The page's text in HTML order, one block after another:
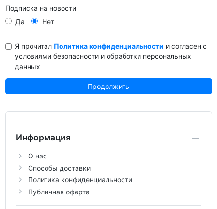
Подписка на новости
Да
Нет
Я прочитал Политика конфиденциальности и согласен с
условиями безопасности и обработки персональных
данных
Информация
О нас
Способы доставки
Политика конфиденциальности
Публичная оферта